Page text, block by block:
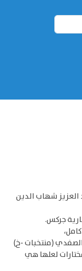
العزيز شهاب الدين
جركس.
الصلاح الصفدي (منتخبات -خ)